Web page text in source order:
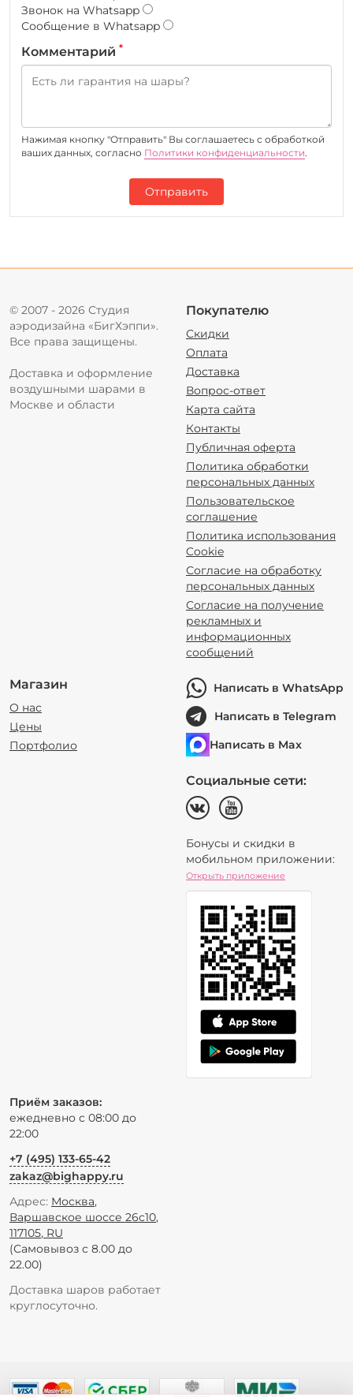
Звонок на Whatsapp
Сообщение в Whatsapp
Комментарий *
Нажимая кнопку "Отправить" Вы соглашаетесь c обработкой
ваших данных, согласно Политики конфиденциальности.
Отправить
© 2007 - 2026 Студия
аэродизайна «БигХэппи».
Все права защищены.
Доставка и оформление
воздушными шарами в
Москве и области
Покупателю
Скидки
Оплата
Доставка
Вопрос-ответ
Карта сайта
Контакты
Публичная оферта
Политика обработки
персональных данных
Пользовательское
соглашение
Политика использования
Cookie
Согласие на обработку
персональных данных
Согласие на получение
рекламных и
информационных
сообщений
Магазин
О нас
Цены
Портфолио
Написать в WhatsApp
Написать в Telegram
Написать в Max
Социальные сети:
Бонусы и скидки в
мобильном приложении:
Открыть приложение
Приём заказов:
ежедневно с 08:00 до
22:00
+7 (495) 133-65-42
zakaz@bighappy.ru
Адрес: Москва,
Варшавское шоссе 26с10,
117105, RU
(Самовывоз с 8.00 до
22.00)
Доставка шаров работает
круглосуточно.